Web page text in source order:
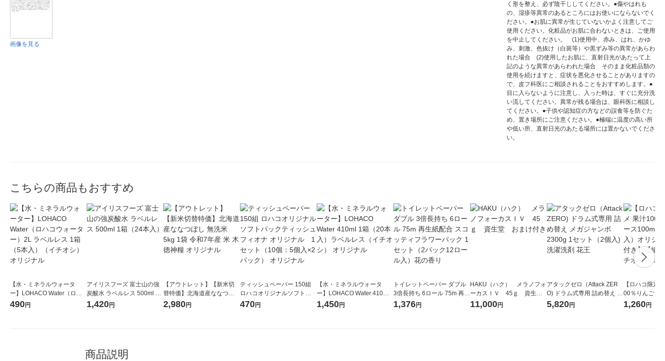
画像を見る
く形を整え、必ず陰干ししてください。●傷やはれも
の、湿疹等異常のあるところにはお使いにならないでく
ださい。●お肌に異常が生じていないかよく注意してご
使用ください。化粧品がお肌に合わないときは、ご使用
を中止してください。 (1)使用中、赤み、はれ、かゆ
み、刺激、色抜け（白斑等）や黒ずみ等の異常があらわ
れた場合 (2)使用したお肌に、直射日光があたって上
記のような異常があらわれた場合 そのまま化粧品類の
使用を続けますと、症状を悪化させることがありますの
で、皮フ科医にご相談されることをおすすめします。●
目に入らないように注意し、入った時は、すぐに充分洗
い流してください。異常が残る場合は、眼科医に相談し
てください。●子供や認知症の方などの誤食等を防ぐた
め、置き場所にご注意ください。●極端に温度の高い所
や低い所、直射日光のあたる場所には置かないでくださ
い。
こちらの商品もおすすめ
【水・ミネラルウォータ
ー】LOHACO Water（ロハ
コウォーター）2L ラベルレ
490円
アイリスフーズ 富士山の強
炭酸水 ラベルレス 500ml 1
箱（24本入）
1,420円
【アウトレット】【新米切
替特価】北海道産ななつぼ
し 無洗米 5kg 1袋 令和7年産
2,980円
ティッシュペーパー 150組
ロハコオリジナルソフトパ
ックティッシュ フィオナ オ
470円
【水・ミネラルウォータ
ー】LOHACO Water 410ml
1箱（20本入）ラベルレス
1,450円
トイレットペーパー ダブル
3倍長持ち 6ロール 75m 再生
紙配合 スコッティフラワー
1,376円
HAKU（ハク） メラノフォ
ーカスＩＶ 45ｇ 資生
堂 おまけ付き
11,000円
アタックゼロ（Attack ZER
O) ドラム式専用 詰め替え メ
ガジャンボ 2300g 1セット
5,820円
【ロハコ限定
00％りんごジ
箱（18本入）
1,260円
商品説明